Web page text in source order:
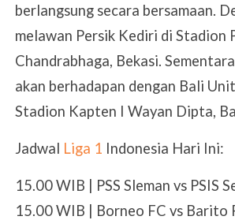
berlangsung secara bersamaan.
melawan Persik Kediri di Stadion
Chandrabhaga, Bekasi.
akan berhadapan dengan Bali
Stadion Kapten I Wayan Dipta,
Jadwal Liga 1 Indonesia Hari Ini:
15.00 WIB | PSS Sleman vs PSIS
15.00 WIB | Borneo FC vs Barito